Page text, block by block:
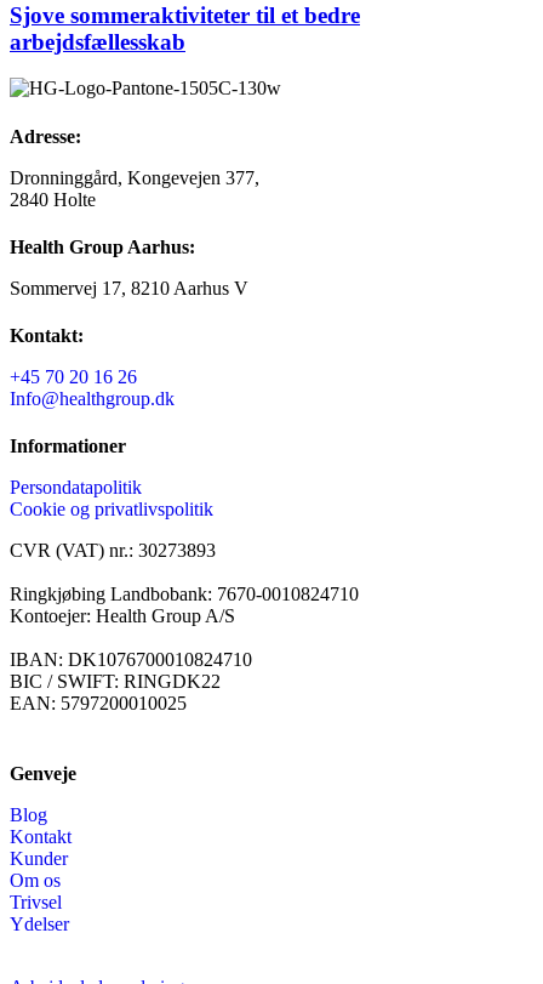
Sjove sommeraktiviteter til et bedre
arbejdsfællesskab
Adresse:
Dronninggård, Kongevejen 377,
2840 Holte
Health Group Aarhus:
Sommervej 17, 8210 Aarhus V
Kontakt:
+45 70 20 16 26
Info@healthgroup.dk
Informationer
Persondatapolitik
Cookie og privatlivspolitik
CVR (VAT) nr.: 30273893
Ringkjøbing Landbobank: 7670-0010824710
Kontoejer: Health Group A/S
IBAN: DK1076700010824710
BIC / SWIFT: RINGDK22
EAN: 5797200010025
Genveje
Blog
Kontakt
Kunder
Om os
Trivsel
Ydelser